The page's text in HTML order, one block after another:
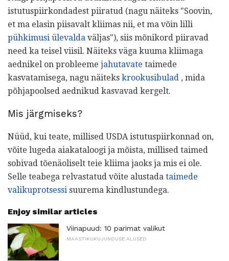
istutuspiirkondadest piiratud (nagu näiteks "Soovin,
et ma elasin piisavalt kliimas nii, et ma võin lilli
pühkimusi ülevalda väljas"), siis mõnikord piiravad
need ka teisel viisil. Näiteks väga kuuma kliimaga
aednikel on probleeme jahutavate taimede
kasvatamisega, nagu näiteks krookusibulad , mida
põhjapoolsed aednikud kasvavad kergelt.
Mis järgmiseks?
Nüüd, kui teate, millised USDA istutuspiirkonnad on,
võite lugeda aiakataloogi ja mõista, millised taimed
sobivad tõenäoliselt teie kliima jaoks ja mis ei ole.
Selle teabega relvastatud võite alustada taimede
valikuprotsessi suurema kindlustundega.
Enjoy similar articles
Viinapuud: 10 parimat valikut
MAASTIKUKUJUNDUSE ALUSED